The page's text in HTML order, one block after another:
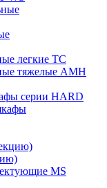
легкие ТС
тяжелые AMH
серии HARD
MS